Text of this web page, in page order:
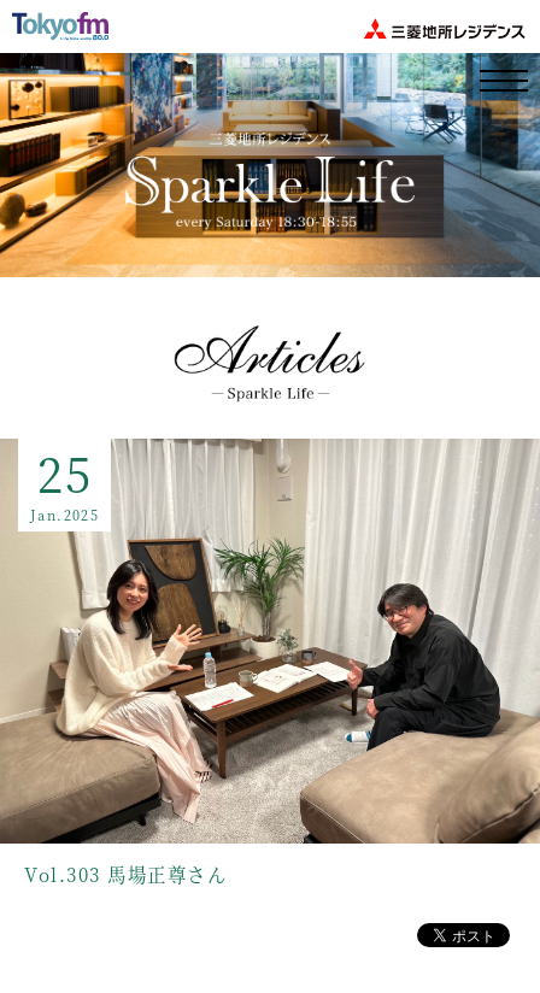
25
Jan.2025
Vol.303 馬場正尊さん